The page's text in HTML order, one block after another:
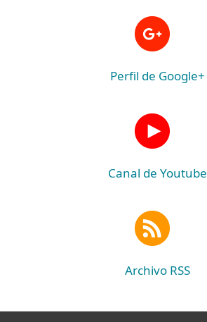
Perfil de Google+
Canal de Youtube
Archivo RSS